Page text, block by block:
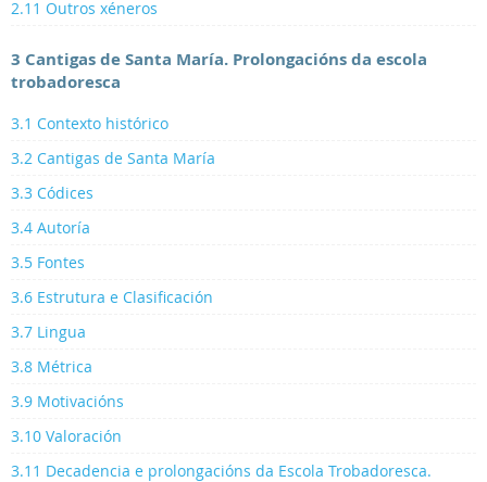
2.11 Outros xéneros
3 Cantigas de Santa María. Prolongacións da escola
trobadoresca
3.1 Contexto histórico
3.2 Cantigas de Santa María
3.3 Códices
3.4 Autoría
3.5 Fontes
3.6 Estrutura e Clasificación
3.7 Lingua
3.8 Métrica
3.9 Motivacións
3.10 Valoración
3.11 Decadencia e prolongacións da Escola Trobadoresca.